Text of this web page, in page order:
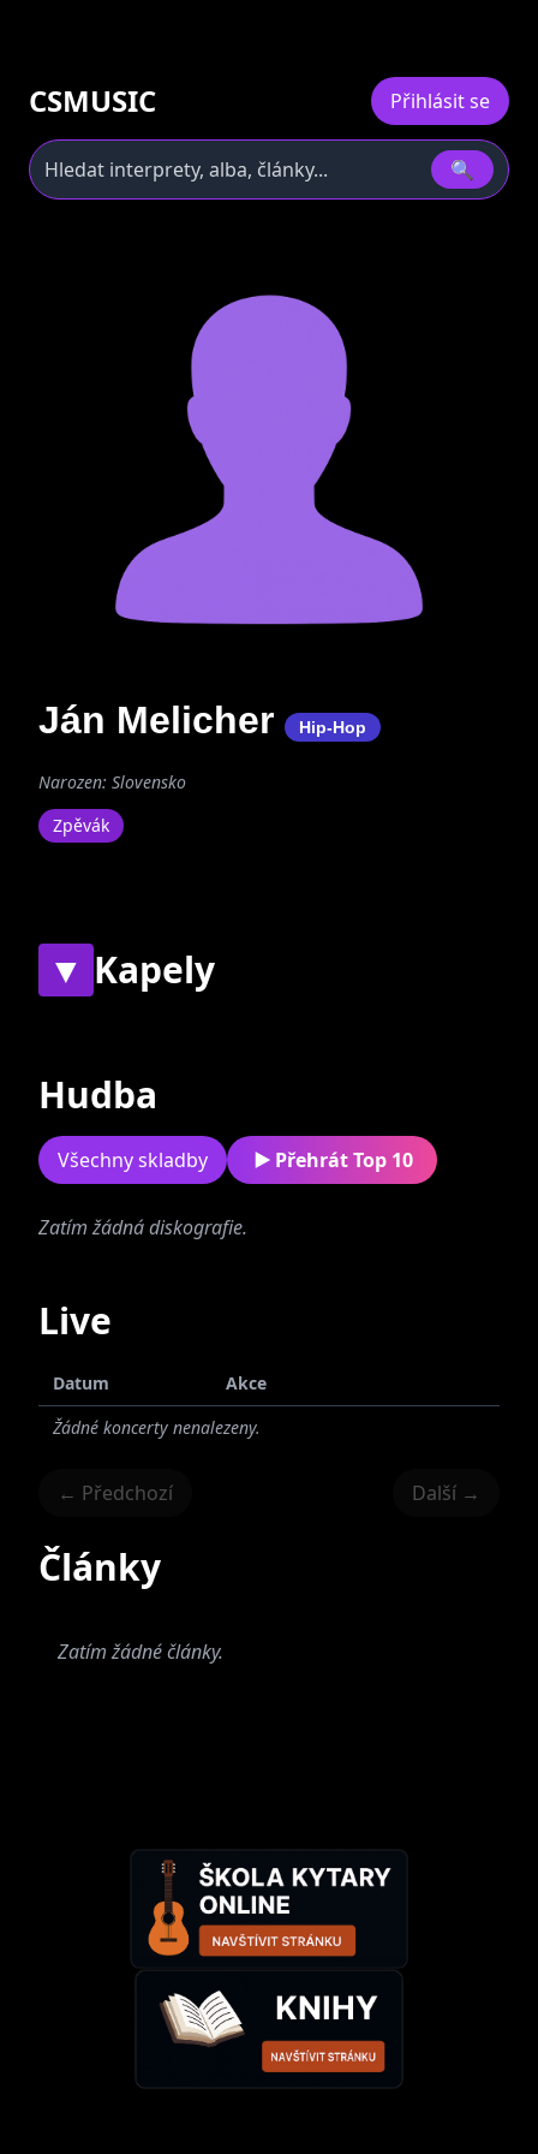
CSMUSIC Přihlásit se
🔍
Ján Melicher Hip-Hop
Narozen: Slovensko
Zpěvák
▼ Kapely
Hudba
Všechny skladby Přehrát Top 10
Zatím žádná diskografie.
Live
Datum
Akce
Žádné koncerty nenalezeny.
← Předchozí Další →
Články
Zatím žádné články.